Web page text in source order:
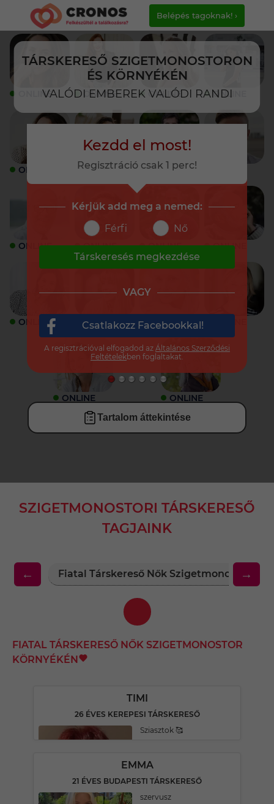
TÁRSKERESŐ SZIGETMONOSTORON
ÉS KÖRNYÉKÉN
VALÓDI EMBEREK VALÓDI RANDI
Belépés tagoknak! ›
ONLINE ONLINE ONLINE ONLINE
ONLINE ONLINE ONLINE
ONLINE ONLINE ONLINE ONLINE
ONLINE ONLINE ONLINE
ONLINE ONLINE
Tartalom áttekintése
SZIGETMONOSTORI TÁRSKERESŐ
TAGJAINK
← Fiatal Társkereső Nők Szigetmonostor
→
FIATAL TÁRSKERESŐ NŐK SZIGETMONOSTOR
KÖRNYÉKÉN
TIMI
26 ÉVES KEREPESI TÁRSKERESŐ
Sziasztok 🥰
EMMA
21 ÉVES BUDAPESTI TÁRSKERESŐ
szervusz
Kezdd el most!
Regisztráció csak 1 perc!
Kérjük add meg a nemed:
Férfi
Nő
Társkeresés megkezdése
VAGY
Csatlakozz Facebookkal!
A regisztrációval elfogadod az Általános Szerződési
Feltételekben foglaltakat.